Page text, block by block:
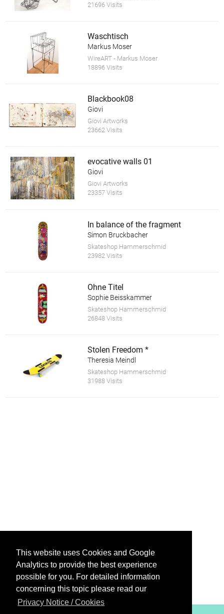
This website uses Cookies and Google
Analytics to provide the best experience
possible for you. For detailed information
concerning this topic please read our
Privacy Notice / Cookies
21696 Visits
Waschtisch
Markus Moser
WireART - Markus Moser
18896 Visits
Blackbook08
Giovi
Giovi Artworks
23662 Visits
evocative walls 01
Giovi
Giovi Artworks
23357 Visits
In balance of the fragment
Simon Bruckbacher
Skateshop Hammerschmid
23982 Visits
Ohne Titel
Sophie Beisskammer
Skateshop Hammerschmid
26848 Visits
Stolen Freedom *
Theresia Meindl
Skateshop Hammerschmid
31988 Visits